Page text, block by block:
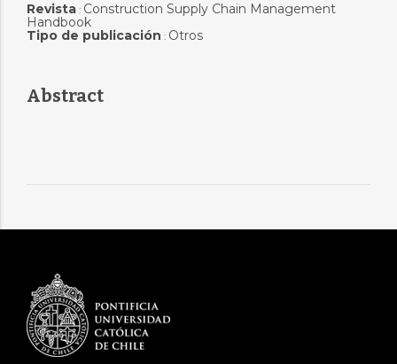
Revista: Construction Supply Chain Management
Handbook
Tipo de publicación : Otros
Abstract